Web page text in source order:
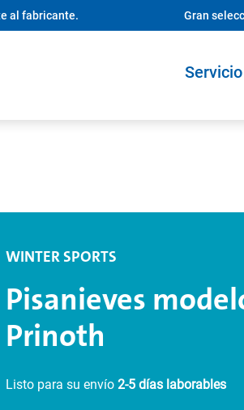
al fabricante. Gran
Servicio
WINTER SPORTS
Pisanieves
Prinoth
Listo para su envío 2-5 días laborables